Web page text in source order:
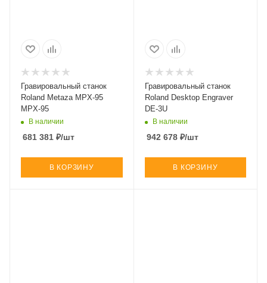
Гравировальный станок
Roland Metaza MPX-95
MPX-95
В наличии
681 381 ₽/шт
В КОРЗИНУ
Гравировальный станок
Roland Desktop Engraver
DE-3U
В наличии
942 678₽/шт
В КОРЗИНУ